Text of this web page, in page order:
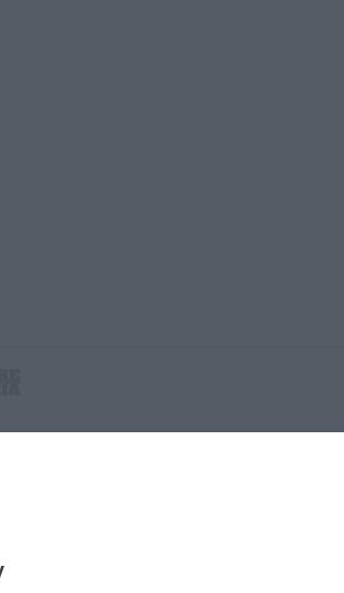
Via del mare 6/G, S.Eufemia, Lamezia
di Lamezia Terme 5/2011 - Direttore